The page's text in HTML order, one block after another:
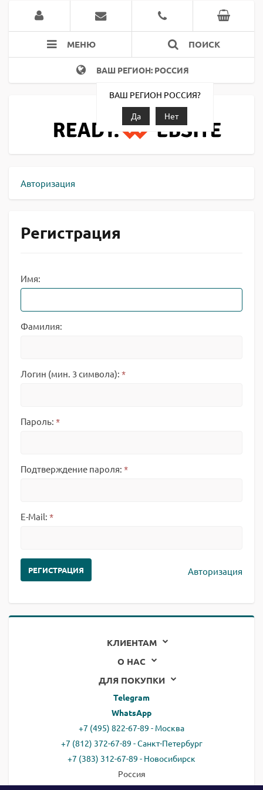
МЕНЮ ПОИСК
ВАШ РЕГИОН: РОССИЯ
ВАШ РЕГИОН РОССИЯ?
Да
Нет
Авторизация
Регистрация
Имя:
Фамилия:
Логин (мин. 3 символа): *
Пароль: *
Подтверждение пароля: *
E-Mail: *
Авторизация
КЛИЕНТАМ
О НАС
ДЛЯ ПОКУПКИ
Telegram
WhatsApp
+7 (495) 822-67-89 - Москва
+7 (812) 372-67-89 - Санкт-Петербург
+7 (383) 312-67-89 - Новосибирск
Россия